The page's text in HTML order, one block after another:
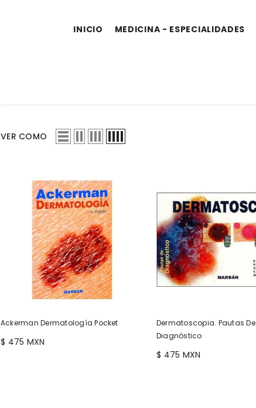
INICIO
MEDICINA - ESPECIALIDADES
VER COMO
Ackerman Dermatología Pocket
$ 475 MXN
Dermatoscopia. Pautas De
Diagnóstico
$ 475 MXN